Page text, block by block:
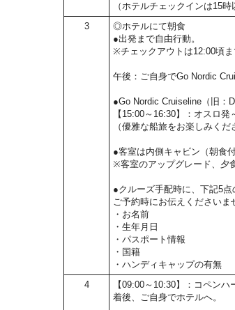
（ホテルチェックインは15時
3
◎ホテルにて朝食
●出発まで自由行動。
※チェックアウトは12:00頃ま
午後：ご自身でGo Nordic
●Go Nordic Cruiseline（旧：
【15:00～16:30】：オスロ
（優雅な船旅をお楽しみくだ
●客室は内側キャビン（朝食
※客室のアップグレード、夕
●クルーズ手配時に、下記5点
ご予約時にお伝えくださいま
・お名前
・生年月日
・パスポート情報
・国籍
・ハンディキャップの有無
4
【09:00～10:30】：コペンハ
着後、ご自身でホテルへ。